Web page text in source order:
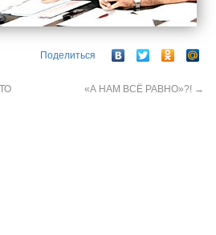
Поделиться
«А НАМ ВСЁ РАВНО»?! →